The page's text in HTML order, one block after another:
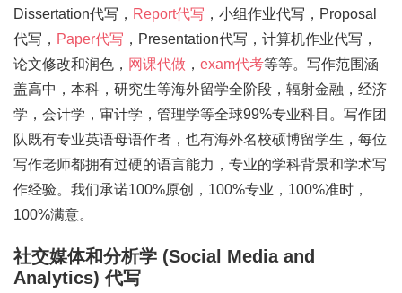
Dissertation代写， Report代写 ，小组作业代写，Proposal
代写， Paper代写 ，Presentation代写，计算机作业代写，
论文修改和润色， 网课代做 ， exam代考等等。写作范围涵
盖高中，本科，研究生等海外留学全阶段，辐射金融，经济
学，会计学，审计学，管理学等全球99%专业科目。写作团
队既有专业英语母语作者，也有海外名校硕博留学生，每位
写作老师都拥有过硬的语言能力，专业的学科背景和学术写
作经验。我们承诺100%原创，100%专业，100%准时，
100%满意。
社交媒体和分析学 (Social Media and
Analytics) 代写